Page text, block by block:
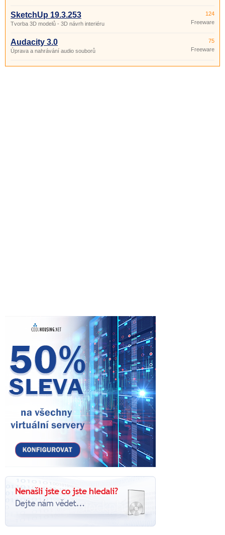
SketchUp 19.3.253
Tvorba 3D modelů - 3D návrh interiéru
124
Freeware
Audacity 3.0
Úprava a nahrávání audio souborů
75
Freeware